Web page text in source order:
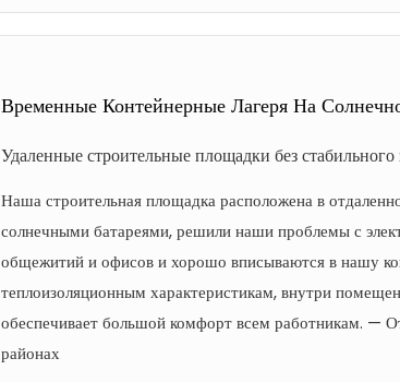
Временные Контейнерные Лагеря На
Удаленные строительные площадки без
Наша строительная площадка расположена в
солнечными батареями, решили наши проблемы с
общежитий и офисов и хорошо вписываются в нашу
теплоизоляционным характеристикам, внутри
обеспечивает большой комфорт всем работникам. —
районах